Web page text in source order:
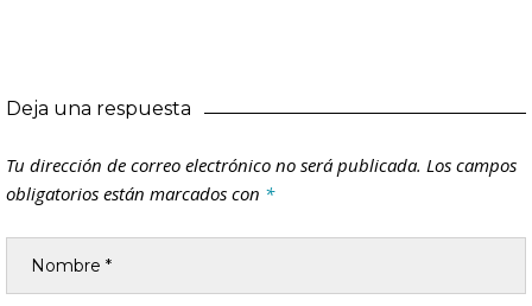
Deja una respuesta
Tu dirección de correo electrónico no será publicada. Los campos
obligatorios están marcados con *